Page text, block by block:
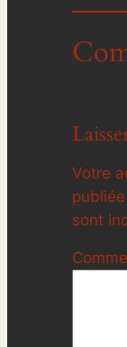
Votre
sont